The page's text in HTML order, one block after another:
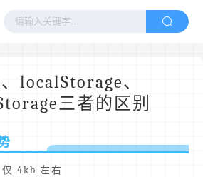
localStorage、
三者的区别
4kb 左右